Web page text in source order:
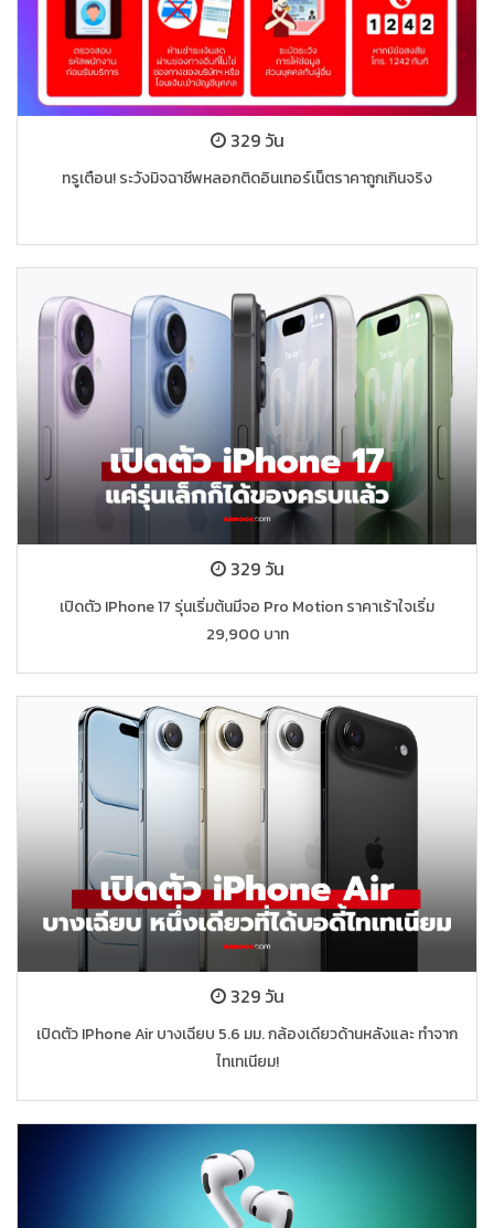
329 วัน
ทรูเตือน! ระวังมิจฉาชีพหลอกติดอินเทอร์เน็ตราคาถูกเกินจริง
329 วัน
เปิดตัว IPhone 17 รุ่นเริ่มต้นมีจอ Pro Motion ราคาเร้าใจเริ่ม
29,900 บาท
329 วัน
เปิดตัว IPhone Air บางเฉียบ 5.6 มม. กล้องเดียวด้านหลังและ ทำจาก
ไทเทเนียม!